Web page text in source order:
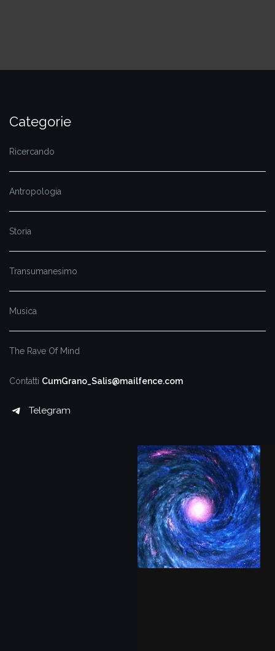
Categorie
Ricercando
Antropologia
Storia
Transumanesimo
Musica
The Rave Of Mind
Contatti CumGrano_Salis@mailfence.com
Telegram